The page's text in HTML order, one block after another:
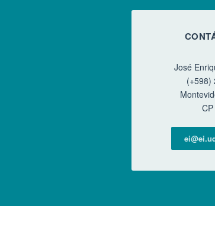
José
(+598)